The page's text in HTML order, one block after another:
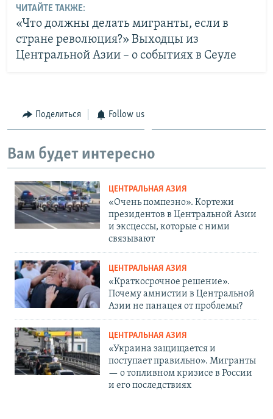
ЧИТАЙТЕ ТАКЖЕ:
«Что должны делать мигранты, если в
стране революция?» Выходцы из
Центральной Азии – о событиях в Сеуле
Поделиться Follow us
Вам будет интересно
ЦЕНТРАЛЬНАЯ АЗИЯ
«Очень помпезно». Кортежи
президентов в Центральной Азии
и эксцессы, которые с ними
связывают
ЦЕНТРАЛЬНАЯ АЗИЯ
«Краткосрочное решение».
Почему амнистии в Центральной
Азии не панацея от проблемы?
ЦЕНТРАЛЬНАЯ АЗИЯ
«Украина защищается и
поступает правильно». Мигранты
— о топливном кризисе в России
и его последствиях